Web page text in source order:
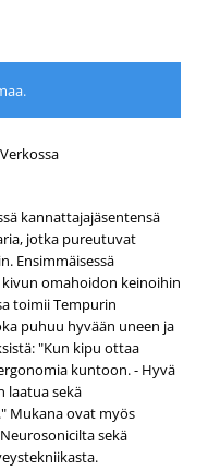
Verkossa
kannattajajäsentensä
jotka pureutuvat
Ensimmäisessä
omahoidon keinoihin
toimii Tempurin
puhuu hyvään uneen ja
"Kun kipu ottaa
kuntoon. - Hyvä
laatua sekä
Mukana ovat myös
sekä